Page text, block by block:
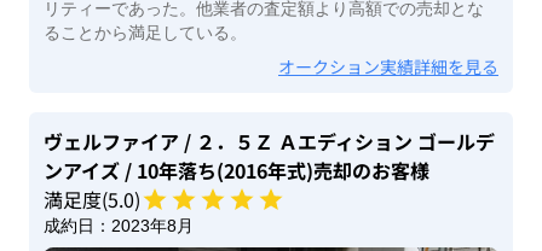
リティーであった。他業者の査定額より高額での売却とな
ることから満足している。
オークション実績詳細を見る
ヴェルファイア / ２．５Ｚ Ａエディション ゴールデ
ンアイズ / 10年落ち(2016年式)売却のお客様
満足度(5.0)
成約日： 2023年8月